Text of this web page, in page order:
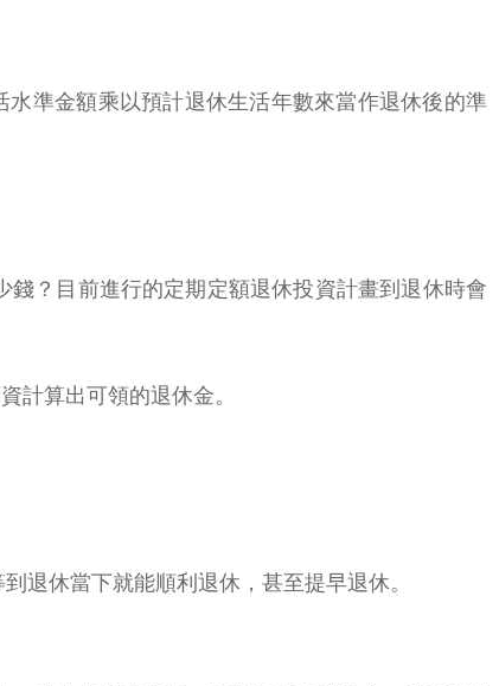
準金額乘以預計退休生活年數來當作退休後的準
？目前進行的定期定額退休投資計畫到退休時會
計算出可領的退休金。
退休當下就能順利退休，甚至提早退休。